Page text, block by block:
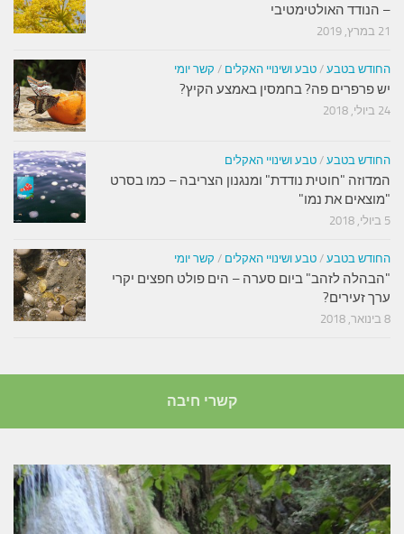
– הנודד האולטימטיבי
21 במרץ, 2019
החודש בטבע / טבע ושינויי האקלים / קשר יומי
יש פרפרים פה? בחמסין באמצע הקיץ?
24 ביולי, 2018
החודש בטבע / טבע ושינויי האקלים
המדוזה "חוטית נודדת" ומנגנון הצריבה – כמו בסרט
"מוצאים את נמו"
5 ביולי, 2018
החודש בטבע / טבע ושינויי האקלים / קשר יומי
"הבהלה לזהב" ביום סערה – הים פולט חפצים יקרי
ערך זעירים?
8 בינואר, 2018
קשרי חיבה